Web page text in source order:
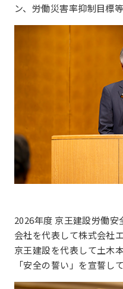
ン、労働災害率抑制目標
2026年度 京王建設労働
会社を代表して株式会社
京王建設を代表して土木
「安全の誓い」を宣誓し